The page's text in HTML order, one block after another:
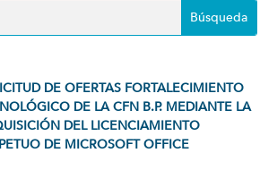
DE OFERTAS FORTALECIMIENTO
DE LA CFN B.P. MEDIANTE LA
DEL LICENCIAMIENTO
DE MICROSOFT OFFICE